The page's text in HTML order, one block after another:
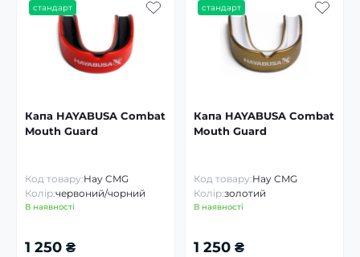
стандарт
Капа HAYABUSA Combat
Mouth Guard
Код товару:Hay CMG
Колір:червоний/чорний
В наявності
1 250 ₴
стандарт
Капа HAYABUSA Combat
Mouth Guard
Код товару:Hay CMG
Колір:золотий
В наявності
1 250 ₴